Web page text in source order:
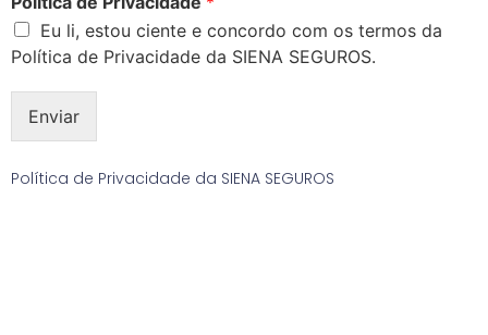
Eu li, estou ciente e concordo com os termos da
Política de Privacidade da SIENA SEGUROS.
Enviar
Política de Privacidade da SIENA SEGUROS